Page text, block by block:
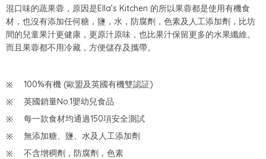
混口味的蔬果蓉，原因是Ella’s Kitchen 的所以果蓉都是使用有機食
材，也沒有添加任何糖，鹽，水，防腐劑，色素及人工添加劑，比坊
間的兒童果汁更健康，更原汁原味，也比果汁保留更多的水果纖維。
而且果蓉都不用冷藏，方便儲存及攜帶。
100%有機 (歐盟及英國有機雙認証)
英國銷量No.1嬰幼兒食品
每一款食材均通過150項安全測試
無添加糖、鹽、水及人工添加劑
不含增稠劑，防腐劑，色素